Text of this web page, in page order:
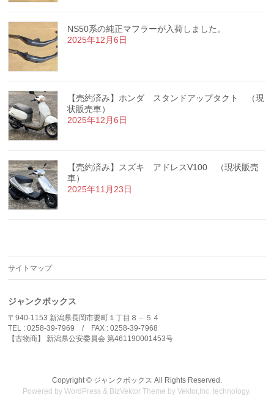
NS50系の純正マフラーが入荷しました。
2025年12月6日
【売約済み】ホンダ スタンドアップタクト （現
状販売車）
2025年12月6日
【売約済み】スズキ アドレスV100 （現状販売
車）
2025年11月23日
サイトマップ
ジャンクボックス
〒940-1153 新潟県長岡市要町１丁目８－５４
TEL : 0258-39-7969 / FAX : 0258-39-7968
【古物商】 新潟県公安委員会 第461190001453号
Copyright © ジャンクボックス All Rights Reserved.
Powered byWordPress & BizVektor Theme byVektor,Inc. technology.